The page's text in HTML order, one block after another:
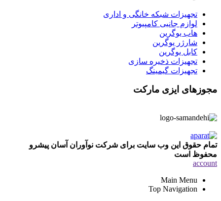
تجهیزات شبکه خانگی و اداری
لوازم جانبی کامپیوتر
هاب یوگرین
شارژر یوگرین
کابل یوگرین
تجهیزات ذخیره سازی
تجهیزات گیمینگ
مجوزهای ایزی مارکت
تمام حقوق این وب سایت برای شرکت نوآوران آسان پیشرو
محفوظ است
account
Main Menu
Top Navigation